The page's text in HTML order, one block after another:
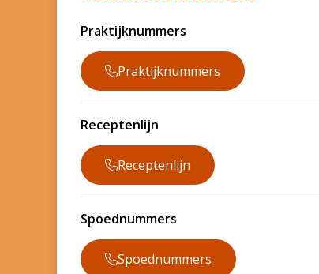
Praktijknummers
Praktijknummers
Receptenlijn
Receptenlijn
Spoednummers
Spoednummers